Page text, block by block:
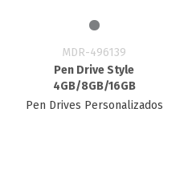
MDR-496139
Pen Drive Style
4GB/8GB/16GB
Pen Drives Personalizados